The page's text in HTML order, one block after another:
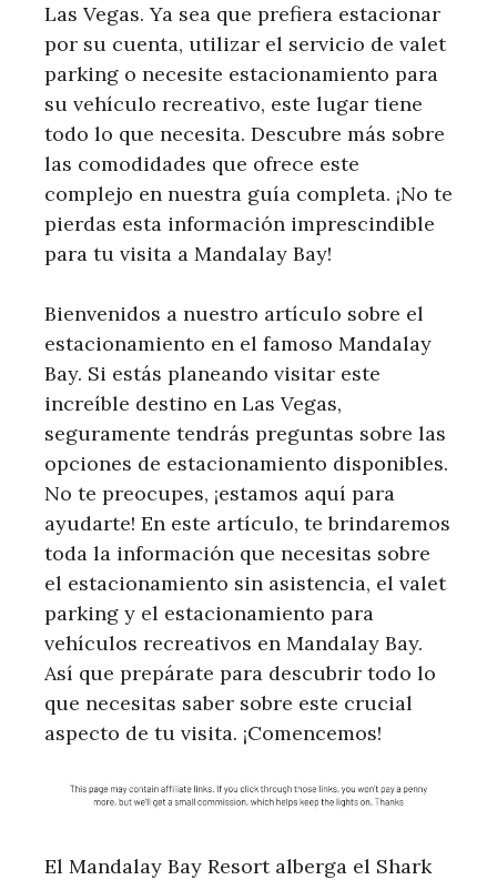
Las Vegas. Ya sea que prefiera estacionar
por su cuenta, utilizar el servicio de valet
parking o necesite estacionamiento para
su vehículo recreativo, este lugar tiene
todo lo que necesita. Descubre más sobre
las comodidades que ofrece este
complejo en nuestra guía completa. ¡No te
pierdas esta información imprescindible
para tu visita a Mandalay Bay!
Bienvenidos a nuestro artículo sobre el
estacionamiento en el famoso Mandalay
Bay. Si estás planeando visitar este
increíble destino en Las Vegas,
seguramente tendrás preguntas sobre las
opciones de estacionamiento disponibles.
No te preocupes, ¡estamos aquí para
ayudarte! En este artículo, te brindaremos
toda la información que necesitas sobre
el estacionamiento sin asistencia, el valet
parking y el estacionamiento para
vehículos recreativos en Mandalay Bay.
Así que prepárate para descubrir todo lo
que necesitas saber sobre este crucial
aspecto de tu visita. ¡Comencemos!
El Mandalay Bay Resort alberga el Shark